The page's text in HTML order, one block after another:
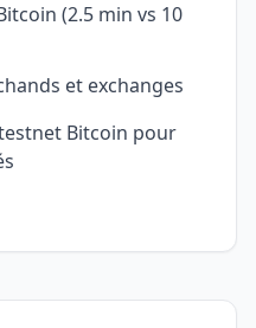
(2.5 min vs 10
et exchanges
Bitcoin pour